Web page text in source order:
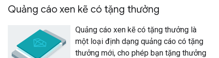
Quảng cáo xen kẽ có tặng thưởng
Quảng cáo xen kẽ có tặng thưởng là
một loại định dạng quảng cáo có tặng
thưởng mới, cho phép bạn tặng thưởng